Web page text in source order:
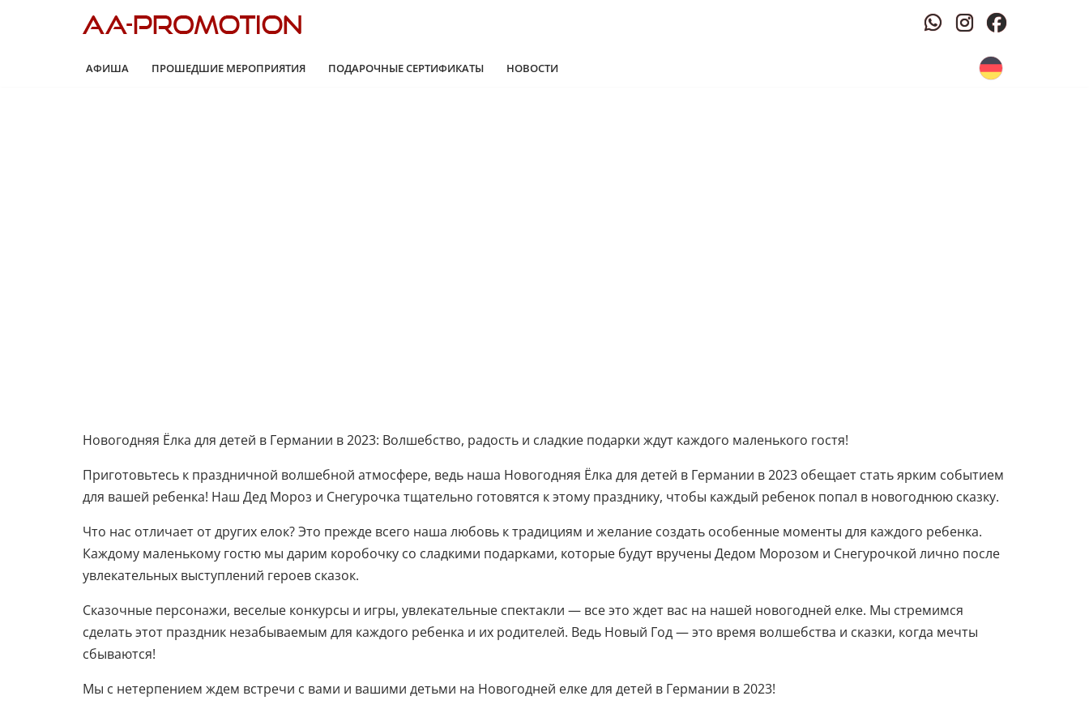
АФИША ПРОШЕДШИЕ МЕРОПРИЯТИЯ ПОДАРОЧНЫЕ СЕРТИФИКАТЫ НОВОСТИ
Новогодняя Ёлка для детей в Германии в 2023: Волшебство, радость и сладкие подарки ждут каждого маленького гостя!
Приготовьтесь к праздничной волшебной атмосфере, ведь наша Новогодняя Ёлка для детей в Германии в 2023 обещает стать ярким событием
для вашей ребенка! Наш Дед Мороз и Снегурочка тщательно готовятся к этому празднику, чтобы каждый ребенок попал в новогоднюю сказку.
Что нас отличает от других елок? Это прежде всего наша любовь к традициям и желание создать особенные моменты для каждого ребенка.
Каждому маленькому гостю мы дарим коробочку со сладкими подарками, которые будут вручены Дедом Морозом и Снегурочкой лично после
увлекательных выступлений героев сказок.
Сказочные персонажи, веселые конкурсы и игры, увлекательные спектакли — все это ждет вас на нашей новогодней елке. Мы стремимся
сделать этот праздник незабываемым для каждого ребенка и их родителей. Ведь Новый Год — это время волшебства и сказки, когда мечты
сбываются!
Мы с нетерпением ждем встречи с вами и вашими детьми на Новогодней елке для детей в Германии в 2023!